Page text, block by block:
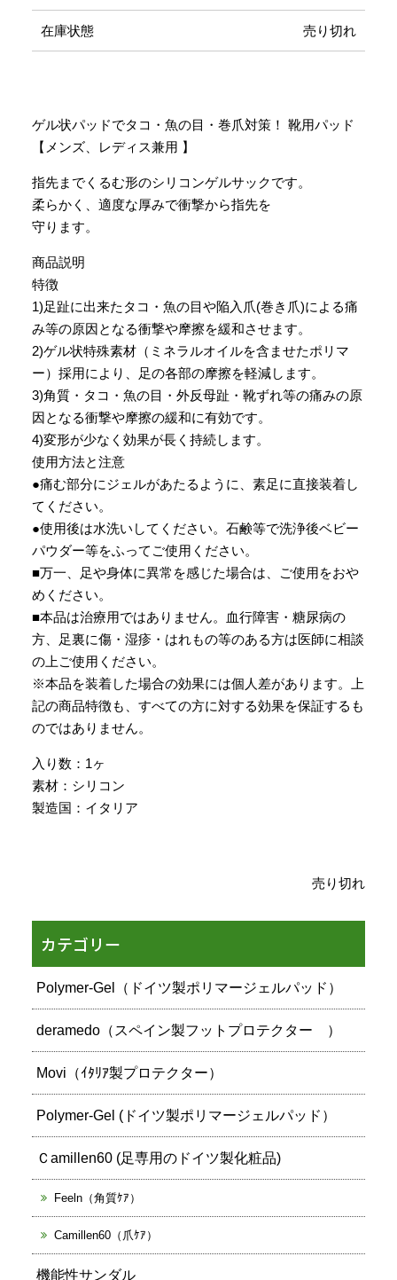
在庫状態 売り切れ
ゲル状パッドでタコ・魚の目・巻爪対策！ 靴用パッド
【メンズ、レディス兼用 】
指先までくるむ形のシリコンゲルサックです。
柔らかく、適度な厚みで衝撃から指先を
守ります。
商品説明
特徴
1)足趾に出来たタコ・魚の目や陥入爪(巻き爪)による痛
み等の原因となる衝撃や摩擦を緩和させます。
2)ゲル状特殊素材（ミネラルオイルを含ませたポリマ
ー）採用により、足の各部の摩擦を軽減します。
3)角質・タコ・魚の目・外反母趾・靴ずれ等の痛みの原
因となる衝撃や摩擦の緩和に有効です。
4)変形が少なく効果が長く持続します。
使用方法と注意
●痛む部分にジェルがあたるように、素足に直接装着し
てください。
●使用後は水洗いしてください。石鹸等で洗浄後ベビー
パウダー等をふってご使用ください。
■万一、足や身体に異常を感じた場合は、ご使用をおや
めください。
■本品は治療用ではありません。血行障害・糖尿病の
方、足裏に傷・湿疹・はれもの等のある方は医師に相談
の上ご使用ください。
※本品を装着した場合の効果には個人差があります。上
記の商品特徴も、すべての方に対する効果を保証するも
のではありません。
入り数：1ヶ
素材：シリコン
製造国：イタリア
売り切れ
カテゴリー
Polymer-Gel（ドイツ製ポリマージェルパッド）
deramedo（スペイン製フットプロテクター ）
Movi（ｲﾀﾘｱ製プロテクター）
Polymer-Gel (ドイツ製ポリマージェルパッド）
Ｃamillen60 (足専用のドイツ製化粧品)
Feeln（角質ｹｱ）
Camillen60（爪ｹｱ）
機能性サンダル